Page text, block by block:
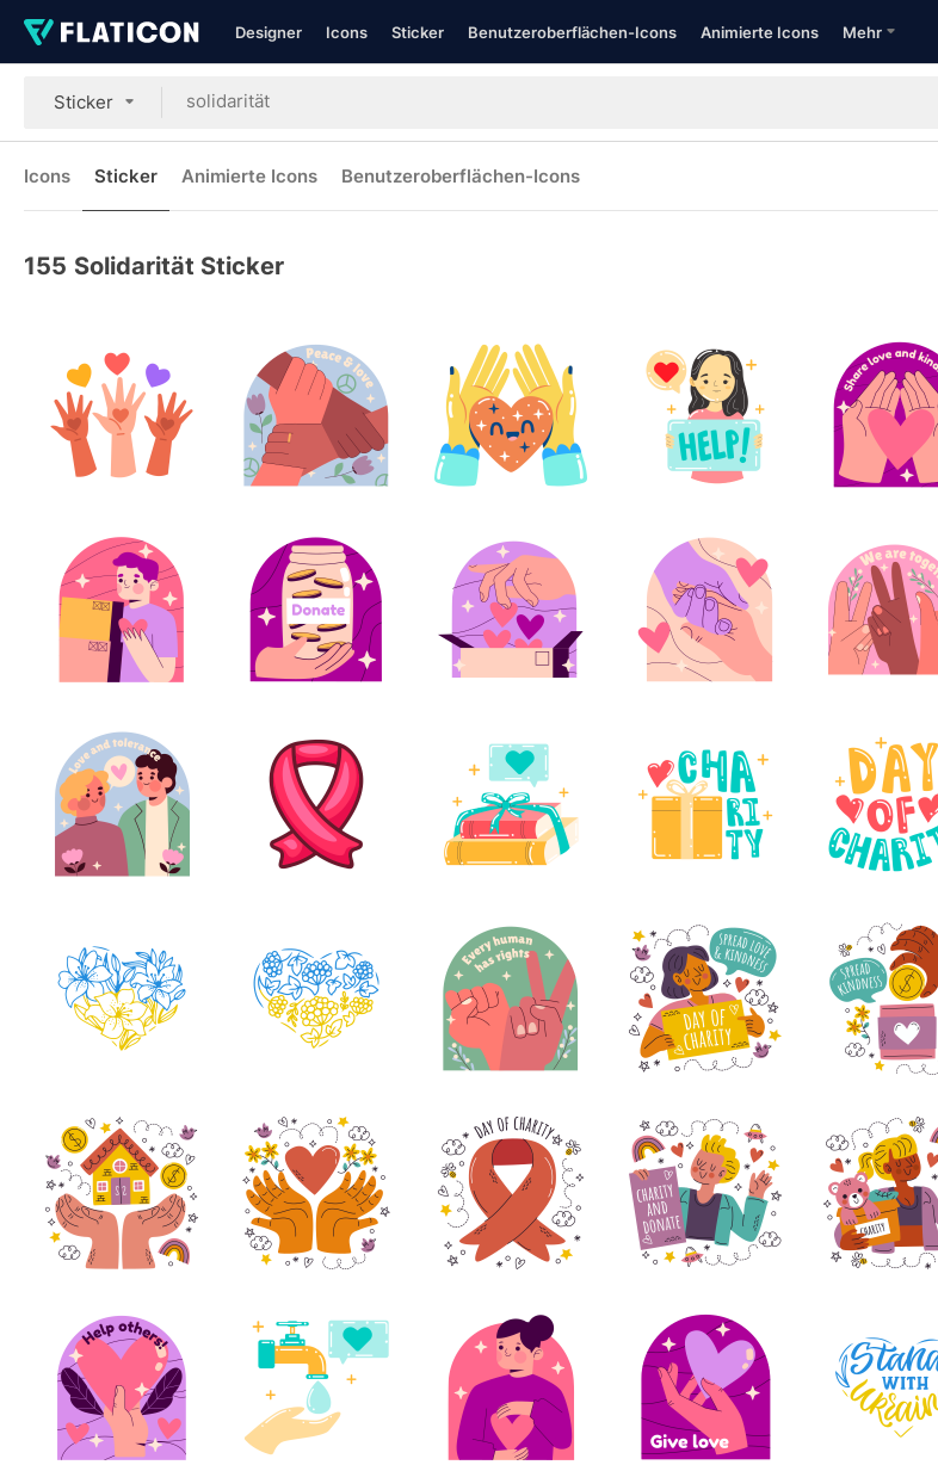
Designer Icons Sticker Benutzeroberflächen-Icons Animierte Icons Mehr
Sticker
Icons Sticker Animierte Icons Benutzeroberflächen-Icons
155 Solidarität Sticker